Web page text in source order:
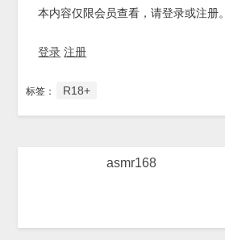
本内容仅限会员查看，请登录或注册。
登录 注册
标签： R18+
asmr168